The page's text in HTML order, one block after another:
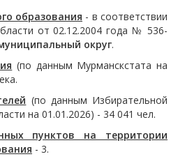
образования - в соответствии
от 02.12.2004 года № 536-
округ.
(по данным Мурманскстата на
(по данным Избирательной
на 01.01.2026) - 34 041 чел.
пунктов на территории
- 3.